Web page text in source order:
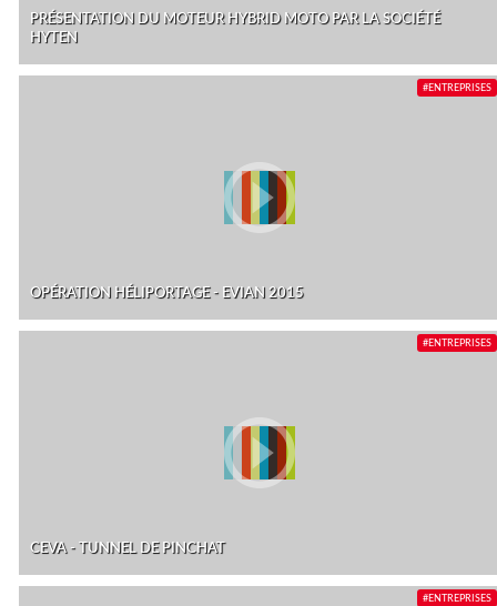
PRÉSENTATION DU MOTEUR HYBRID MOTO PAR LA SOCIÉTÉ
HYTEN
OPÉRATION HÉLIPORTAGE - EVIAN 2015
#ENTREPRISES
CEVA - TUNNEL DE PINCHAT
#ENTREPRISES
#ENTREPRISES